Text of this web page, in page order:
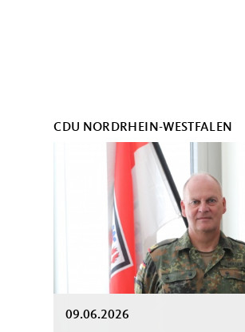
CDU NORDRHEIN-WESTFALEN
09.06.2026